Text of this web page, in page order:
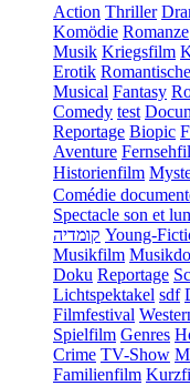
Action Thriller
Komödie Romanze
Musik Kriegsfilm
Erotik
Musical Fantasy
Comedy test
Reportage Biopic
Aventure
Historienfilm
Comédie
Spectacle son et
קומדיה Young-
Musikfilm
Doku Reportage
Lichtspektakel sdf
Filmfestival
Spielfilm Genres
Crime TV-Show
Familienfilm